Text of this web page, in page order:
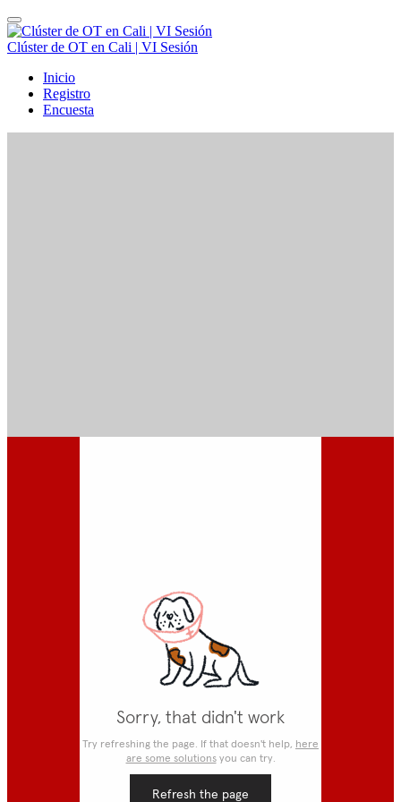
Clúster de OT en Cali | VI Sesión
Inicio
Registro
Encuesta